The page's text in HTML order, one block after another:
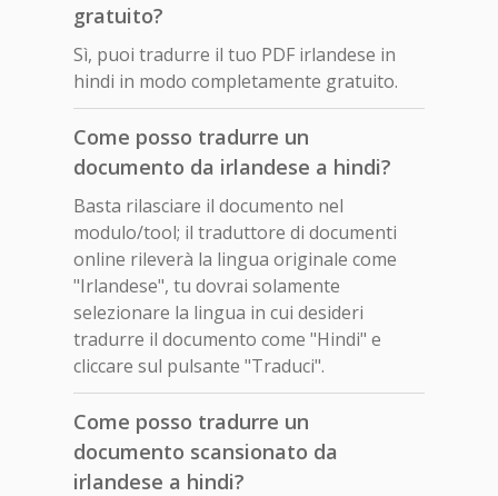
gratuito?
Sì, puoi tradurre il tuo PDF irlandese in
hindi in modo completamente gratuito.
Come posso tradurre un
documento da irlandese a hindi?
Basta rilasciare il documento nel
modulo/tool; il traduttore di documenti
online rileverà la lingua originale come
"Irlandese", tu dovrai solamente
selezionare la lingua in cui desideri
tradurre il documento come "Hindi" e
cliccare sul pulsante "Traduci".
Come posso tradurre un
documento scansionato da
irlandese a hindi?